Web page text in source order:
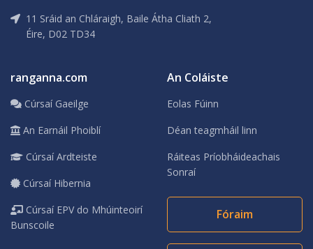
11 Sráid an Chláraigh, Baile Átha Cliath 2,
Éire, D02 TD34
ranganna.com
Cúrsaí Gaeilge
An Earnáil Phoiblí
Cúrsaí Ardteiste
Cúrsaí Hibernia
Cúrsaí EPV do Mhúinteoirí
Bunscoile
An Coláiste
Eolas Fúinn
Déan teagmháil linn
Ráiteas Príobháideachais
Sonraí
Fóraim